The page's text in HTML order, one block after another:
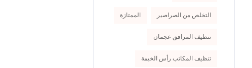
التخلص من الصراصير الممتازة
تنظيف المرافق عجمان
تنظيف المكاتب رأس الخيمة